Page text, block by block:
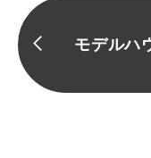
モデルハ